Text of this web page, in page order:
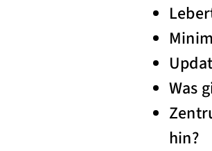
Was
hin?